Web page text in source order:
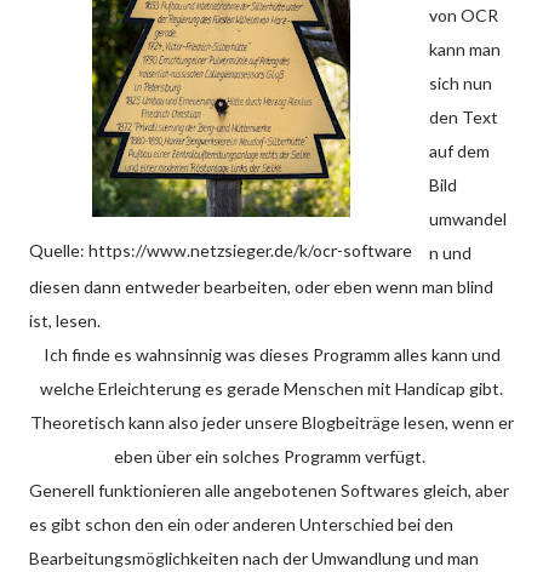
Quelle: https://www.netzsieger.de/k/ocr-software
von OCR
kann man
sich nun
den Text
auf dem
Bild
umwandel
n und
diesen dann entweder bearbeiten, oder eben wenn man blind
ist, lesen.
Ich finde es wahnsinnig was dieses Programm alles kann und
welche Erleichterung es gerade Menschen mit Handicap gibt.
Theoretisch kann also jeder unsere Blogbeiträge lesen, wenn er
eben über ein solches Programm verfügt.
Generell funktionieren alle angebotenen Softwares gleich, aber
es gibt schon den ein oder anderen Unterschied bei den
Bearbeitungsmöglichkeiten nach der Umwandlung und man